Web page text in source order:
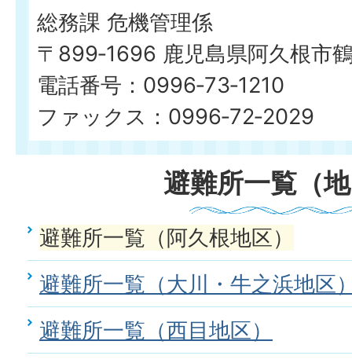
総務課 危機管理係
〒899‐1696 鹿児島県阿久根市
電話番号：0996‐73‐1210
ファックス：0996‐72‐2029
避難所一覧（
避難所一覧（阿久根地区）
避難所一覧（大川・牛之浜地区
避難所一覧（西目地区）